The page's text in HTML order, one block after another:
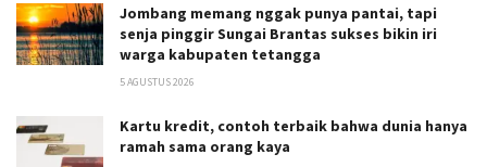
Jombang memang nggak punya pantai, tapi
senja pinggir Sungai Brantas sukses bikin iri
warga kabupaten tetangga
5 AGUSTUS 2026
Kartu kredit, contoh terbaik bahwa dunia hanya
ramah sama orang kaya